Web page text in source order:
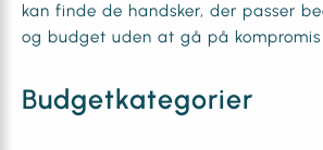
kan finde de handsker, der passer
og budget uden at gå på
Budgetkategorier